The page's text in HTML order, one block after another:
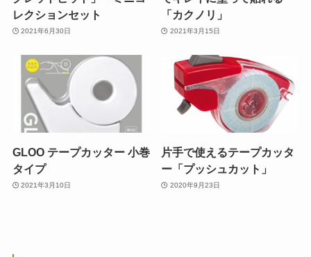
レクションセット
2021年6月30日
「カクノリ」
2021年3月15日
GLOO テープカッター 小巻
タイプ
2021年3月10日
片手で使えるテープカッタ
ー「プッシュカット」
2020年9月23日